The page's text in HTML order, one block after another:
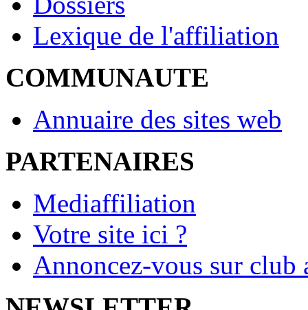
Lexique de l'affiliation
COMMUNAUTE
Annuaire des sites web
PARTENAIRES
Mediaffiliation
Votre site ici ?
Annoncez-vous sur